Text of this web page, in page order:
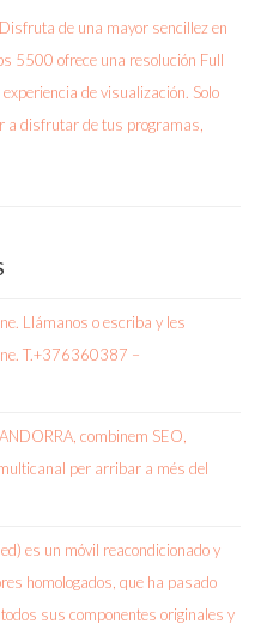
Llámanos o escriba y les
T.+376360387 –
combinem SEO,
per arribar a més del
es un móvil reacondicionado y
homologados, que ha pasado
sus componentes originales y